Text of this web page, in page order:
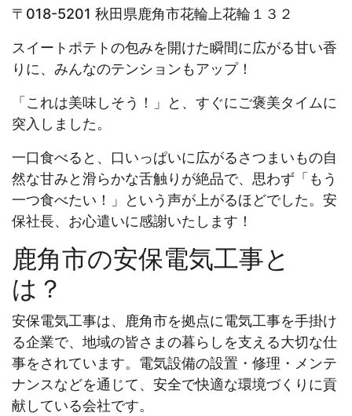
〒018-5201 秋田県鹿角市花輪上花輪１３２
スイートポテトの包みを開けた瞬間に広がる甘い香
りに、みんなのテンションもアップ！
「これは美味しそう！」と、すぐにご褒美タイムに
突入しました。
一口食べると、口いっぱいに広がるさつまいもの自
然な甘みと滑らかな舌触りが絶品で、思わず「もう
一つ食べたい！」という声が上がるほどでした。安
保社長、お心遣いに感謝いたします！
鹿角市の安保電気工事と
は？
安保電気工事は、鹿角市を拠点に電気工事を手掛け
る企業で、地域の皆さまの暮らしを支える大切な仕
事をされています。電気設備の設置・修理・メンテ
ナンスなどを通じて、安全で快適な環境づくりに貢
献している会社です。